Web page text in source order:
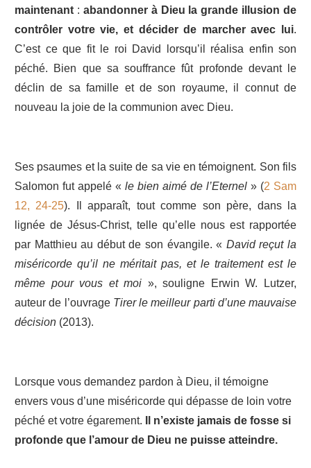
maintenant : abandonner à Dieu la grande illusion de
contrôler votre vie, et décider de marcher avec lui.
C’est ce que fit le roi David lorsqu’il réalisa enfin son
péché. Bien que sa souffrance fût profonde devant le
déclin de sa famille et de son royaume, il connut de
nouveau la joie de la communion avec Dieu.
Ses psaumes et la suite de sa vie en témoignent. Son fils
Salomon fut appelé « le bien aimé de l’Eternel » (2 Sam
12, 24-25). Il apparaît, tout comme son père, dans la
lignée de Jésus-Christ, telle qu’elle nous est rapportée
par Matthieu au début de son évangile. « David reçut la
miséricorde qu’il ne méritait pas, et le traitement est le
même pour vous et moi », souligne Erwin W. Lutzer,
auteur de l’ouvrage Tirer le meilleur parti d’une mauvaise
décision (2013).
Lorsque vous demandez pardon à Dieu, il témoigne
envers vous d’une miséricorde qui dépasse de loin votre
péché et votre égarement.
Il n’existe jamais de fosse si
profonde que l’amour de Dieu ne puisse atteindre.